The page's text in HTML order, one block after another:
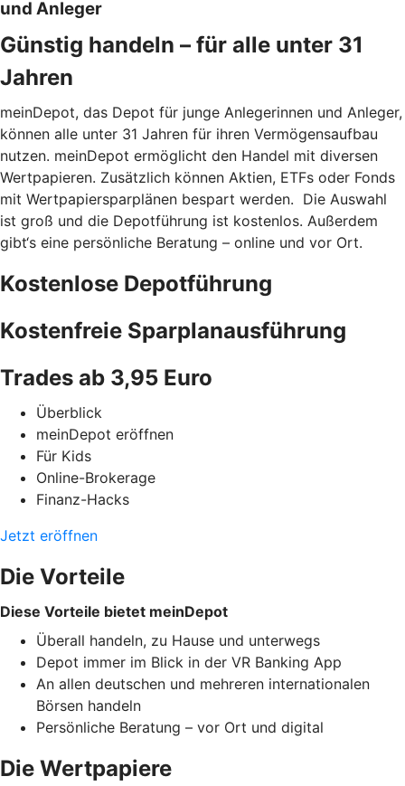
und Anleger
Günstig handeln – für alle unter 31
Jahren
meinDepot, das Depot für junge Anlegerinnen und Anleger,
können alle unter 31 Jahren für ihren Vermögensaufbau
nutzen. meinDepot ermöglicht den Handel mit diversen
Wertpapieren. Zusätzlich können Aktien, ETFs oder Fonds
mit Wertpapiersparplänen bespart werden. Die Auswahl
ist groß und die Depotführung ist kostenlos. Außerdem
gibt‘s eine persönliche Beratung – online und vor Ort.
Kostenlose Depotführung
Kostenfreie Sparplanausführung
Trades ab 3,95 Euro
Überblick
meinDepot eröffnen
Für Kids
Online-Brokerage
Finanz-Hacks
Jetzt eröffnen
Die Vorteile
Diese Vorteile bietet meinDepot
Überall handeln, zu Hause und unterwegs
Depot immer im Blick in der VR Banking App
An allen deutschen und mehreren internationalen
Börsen handeln
Persönliche Beratung – vor Ort und digital
Die Wertpapiere